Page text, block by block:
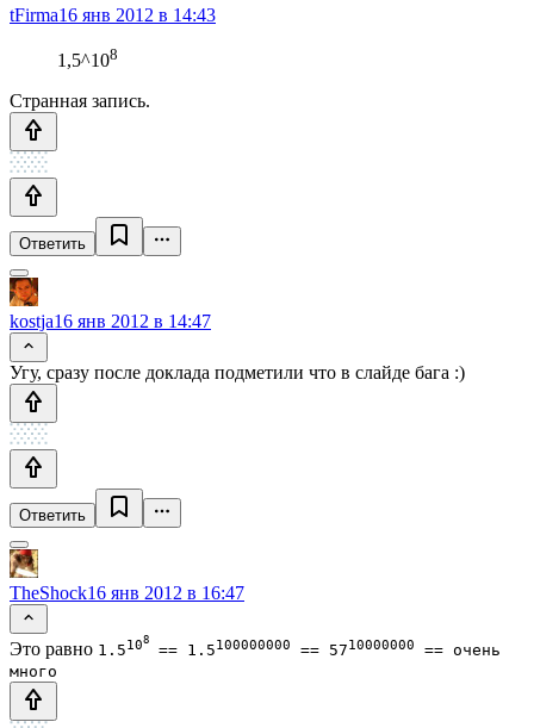
tFirma16 янв 2012 в 14:43
1,5^108
Странная запись.
Ответить
kostja16 янв 2012 в 14:47
Угу, сразу после доклада подметили что в слайде бага :)
Ответить
TheShock16 янв 2012 в 16:47
Это равно 1.5108
== 1.5100000000 == 5710000000
== очень
много